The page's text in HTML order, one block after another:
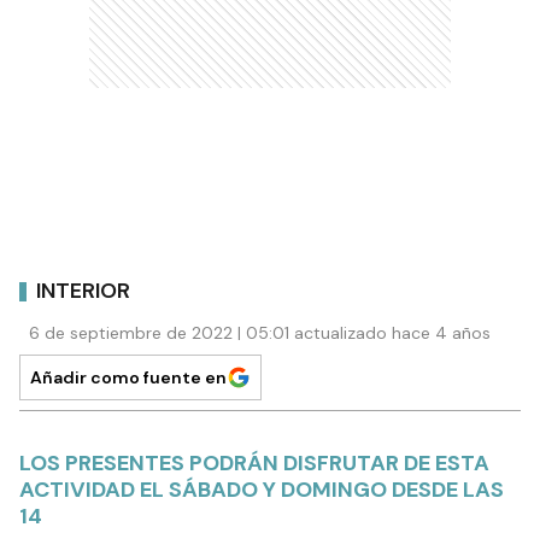
INTERIOR
6 de septiembre de 2022 | 05:01 actualizado hace 4 años
Añadir como fuente en
LOS PRESENTES PODRÁN DISFRUTAR DE ESTA
ACTIVIDAD EL SÁBADO Y DOMINGO DESDE LAS
14